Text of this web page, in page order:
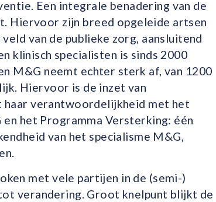
Een integrale benadering van de
Hiervoor zijn breed opgeleide artsen
van de publieke zorg, aansluitend
klinisch specialisten is sinds 2000
M&G neemt echter sterk af, van 1200
Hiervoor is de inzet van
haar verantwoordelijkheid met het
het Programma Versterking: één
van het specialisme M&G,
met vele partijen in de (semi-)
verandering. Groot knelpunt blijkt de